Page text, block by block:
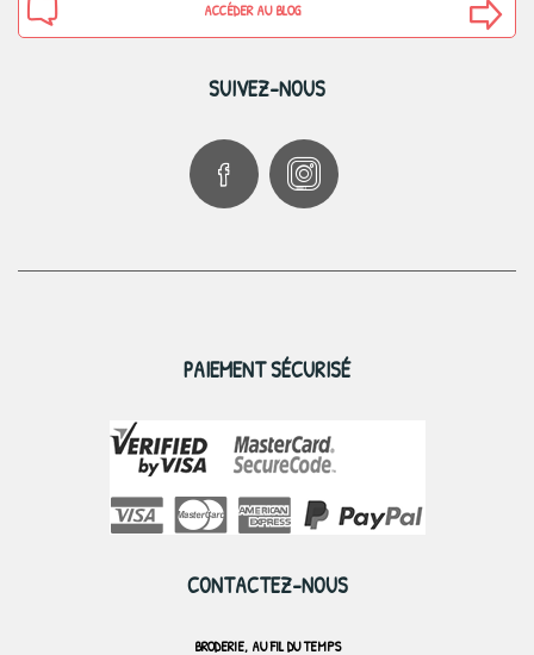
ACCÉDER AU BLOG
SUIVEZ-NOUS
PAIEMENT SÉCURISÉ
CONTACTEZ-NOUS
BRODERIE, AU FIL DU TEMPS